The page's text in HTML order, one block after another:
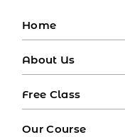
Home
About Us
Free Class
Our Course